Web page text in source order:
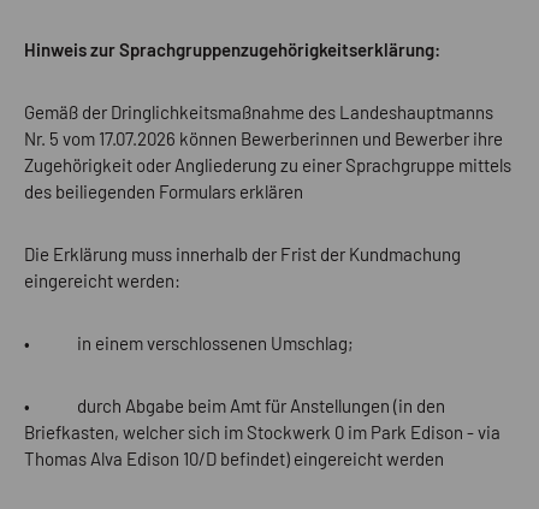
Hinweis zur Sprachgruppenzugehörigkeitserklärung:
Gemäß der Dringlichkeitsmaßnahme des Landeshauptmanns
Nr. 5 vom 17.07.2026 können Bewerberinnen und Bewerber ihre
Zugehörigkeit oder Angliederung zu einer Sprachgruppe mittels
des beiliegenden Formulars erklären
Die Erklärung muss innerhalb der Frist der Kundmachung
eingereicht werden:
• in einem verschlossenen Umschlag;
• durch Abgabe beim Amt für Anstellungen (in den
Briefkasten, welcher sich im Stockwerk 0 im Park Edison - via
Thomas Alva Edison 10/D befindet) eingereicht werden